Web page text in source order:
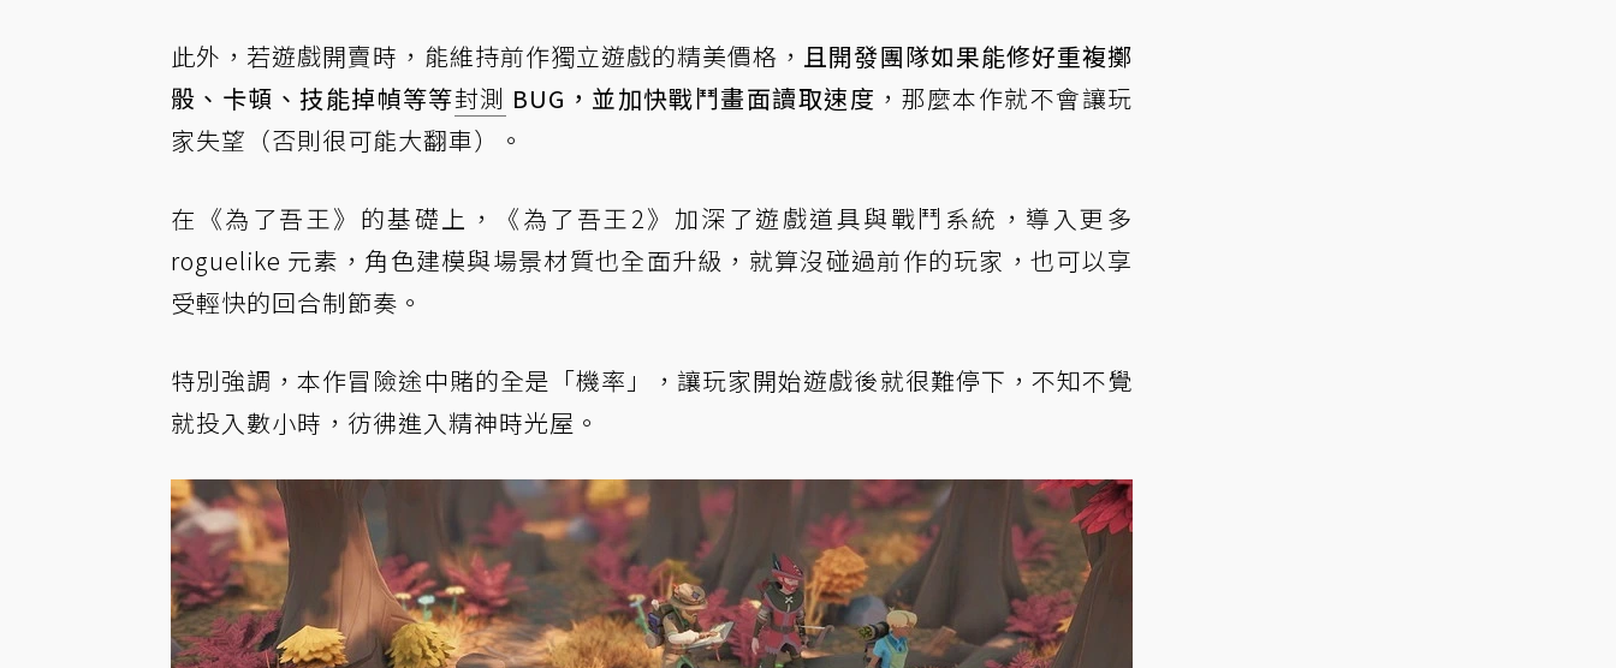
此外，若遊戲開賣時，能維持前作獨立遊戲的精美價格， 且開發團隊如果能修好重複擲
骰、卡頓、技能掉幀等等封測 BUG，並加快戰鬥畫面讀取速度 ，那麼本作就不會讓玩
家失望（否則很可能大翻車）。
在《為了吾王》的基礎上，《為了吾王2》加深了遊戲道具與戰鬥系統，導入更多
roguelike 元素，角色建模與場景材質也全面升級，就算沒碰過前作的玩家，也可以享
受輕快的回合制節奏。
特別強調，本作冒險途中賭的全是「機率」，讓玩家開始遊戲後就很難停下，不知不覺
就投入數小時，彷彿進入精神時光屋。